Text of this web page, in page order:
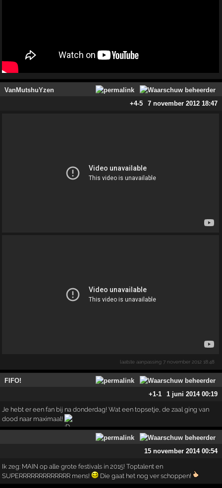
VanMutshuYzen
+4-5 7 november 2012 18:47
laatste aanpassing7 november 2012 18:48
FIFO!
+1-1 1 juni 2014 00:19
Je hebt er een fan bij na donderdag! Wat een topsetje, de zaal ging van
dood naar maximaal!
15 november 2014 00:54
Ik zeg: MAIN op alle grote festivals in 2015! Toptalent en
SUPERRRRRRRRRRRRR mens!
Die gaat het nog ver schoppen!